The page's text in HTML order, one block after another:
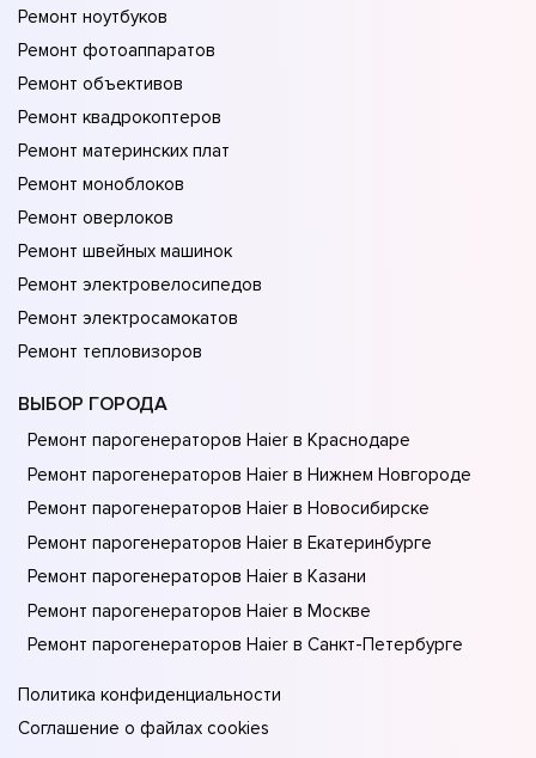
Ремонт ноутбуков
Ремонт фотоаппаратов
Ремонт объективов
Ремонт квадрокоптеров
Ремонт материнских плат
Ремонт моноблоков
Ремонт оверлоков
Ремонт швейных машинок
Ремонт электровелосипедов
Ремонт электросамокатов
Ремонт тепловизоров
ВЫБОР ГОРОДА
Ремонт парогенераторов Haier в Краснодаре
Ремонт парогенераторов Haier в Нижнем Новгороде
Ремонт парогенераторов Haier в Новосибирске
Ремонт парогенераторов Haier в Екатеринбурге
Ремонт парогенераторов Haier в Казани
Ремонт парогенераторов Haier в Москве
Ремонт парогенераторов Haier в Санкт-Петербурге
Политика конфиденциальности
Соглашение о файлах cookies